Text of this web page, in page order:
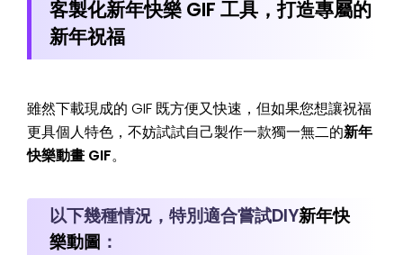
客製化新年快樂 GIF 工具，打造專屬的
新年祝福
雖然下載現成的 GIF 既方便又快速，但如果您想讓祝福
更具個人特色，不妨試試自己製作一款獨一無二的新年
快樂動畫 GIF。
以下幾種情況，特別適合嘗試DIY新年快
樂動圖 ：